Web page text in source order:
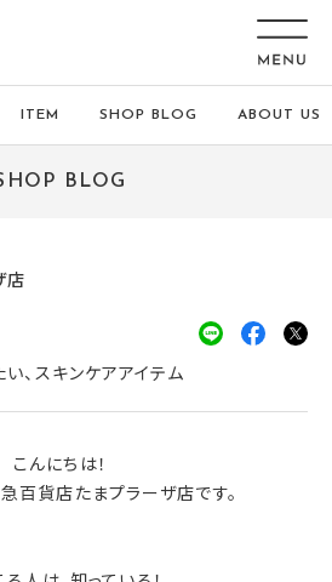
ITEM SHOP BLOG ABOUT US
BLOG
店
、スキンケアアイテム
こんにちは！
百貨店たまプラーザ店です。